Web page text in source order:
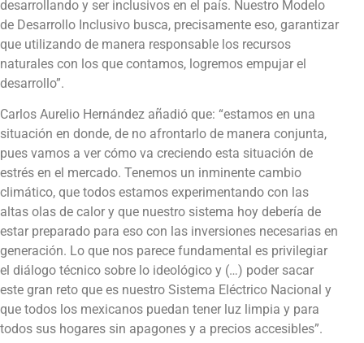
desarrollando y ser inclusivos en el país. Nuestro Modelo
de Desarrollo Inclusivo busca, precisamente eso, garantizar
que utilizando de manera responsable los recursos
naturales con los que contamos, logremos empujar el
desarrollo”.
Carlos Aurelio Hernández añadió que: “estamos en una
situación en donde, de no afrontarlo de manera conjunta,
pues vamos a ver cómo va creciendo esta situación de
estrés en el mercado. Tenemos un inminente cambio
climático, que todos estamos experimentando con las
altas olas de calor y que nuestro sistema hoy debería de
estar preparado para eso con las inversiones necesarias en
generación. Lo que nos parece fundamental es privilegiar
el diálogo técnico sobre lo ideológico y (…) poder sacar
este gran reto que es nuestro Sistema Eléctrico Nacional y
que todos los mexicanos puedan tener luz limpia y para
todos sus hogares sin apagones y a precios accesibles”.